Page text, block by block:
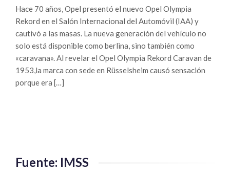
Hace 70 años, Opel presentó el nuevo Opel Olympia
Rekord en el Salón Internacional del Automóvil (IAA) y
cautivó a las masas. La nueva generación del vehículo no
solo está disponible como berlina, sino también como
«caravana». Al revelar el Opel Olympia Rekord Caravan de
1953,la marca con sede en Rüsselsheim causó sensación
porque era […]
Fuente: IMSS